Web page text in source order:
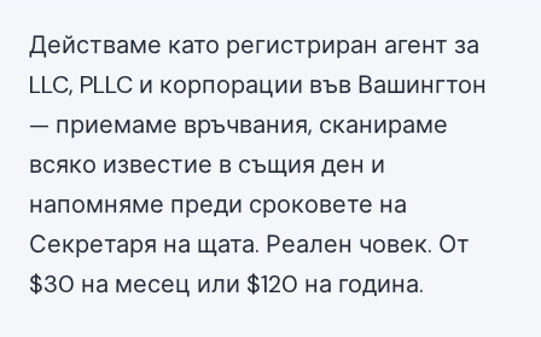
Действаме като регистриран агент за
LLC, PLLC и корпорации във Вашингтон
— приемаме връчвания, сканираме
всяко известие в същия ден и
напомняме преди сроковете на
Секретаря на щата. Реален човек. От
$30 на месец или $120 на година.